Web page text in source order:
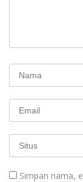
Simpan nama,